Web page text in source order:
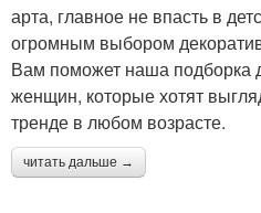
арта, главное не впасть в
огромным выбором
Вам поможет наша подборка
женщин, которые хотят
тренде в любом возрасте.
читать дальше →